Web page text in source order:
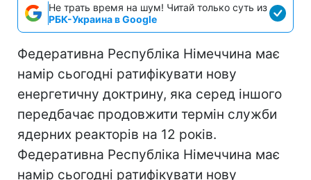
Не трать время на шум! Читай только суть из
РБК-Украина в Google
Федеративна Республіка Німеччина має
намір сьогодні ратифікувати нову
енергетичну доктрину, яка серед іншого
передбачає продовжити термін служби
ядерних реакторів на 12 років.
Федеративна Республіка Німеччина має
намір сьогодні ратифікувати нову